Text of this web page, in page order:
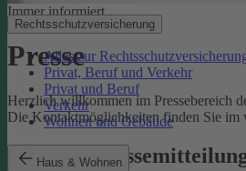
Rechtsschutzversicherung
Alles zur
Privat, Beruf und Verkehr
Privat und Beruf
Verkehr
Wohnen und Gebäude
Haus & Wohnen
Immer informiert
Presse
Herzlich willkommen im Pressebereich
Die Kontaktmöglichkeiten finden Sie im
Aktuelle